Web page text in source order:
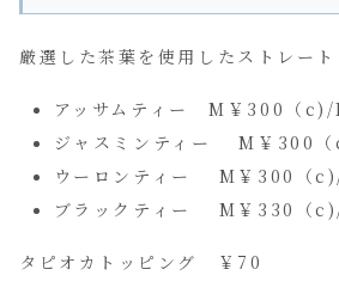
厳選した茶葉を使用したストレート
アッサムティー M￥300（
ジャスミンティー M￥300
ウーロンティー M￥300（
ブラックティー M￥330（
タピオカトッピング ￥70